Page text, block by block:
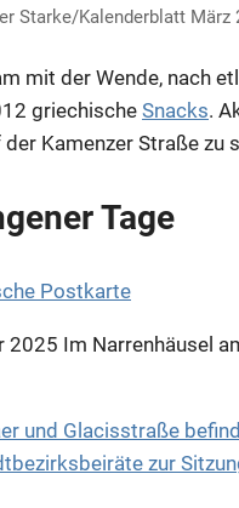
Starke/Kalenderblatt März
mit der Wende, nach
griechische Snacks.
der Kamenzer Straße zu
Tage
2025 Im Narrenhäusel